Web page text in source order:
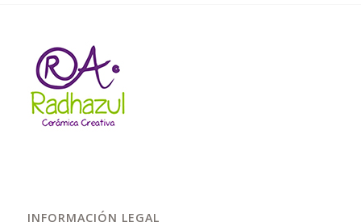
INFORMACIÓN LEGAL